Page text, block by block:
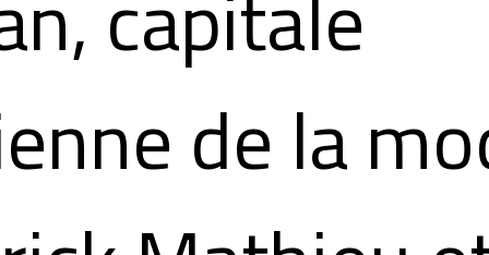
de la